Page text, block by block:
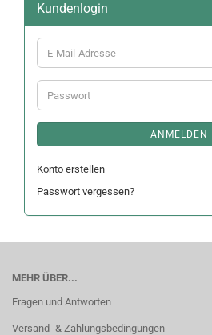
Kundenlogin
E-
Mail-
Adresse
Passwort
ANMELDEN
Konto erstellen
Passwort vergessen?
MEHR ÜBER...
Fragen und Antworten
Versand- & Zahlungsbedingungen